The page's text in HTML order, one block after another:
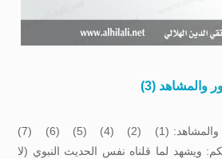
والمشاهد (3)
مناظرة في مسألة القبور والمشاهد: (1) (2) (4) (5) (6) (7)
ويشهد لما قلناه نفس الحديث النبوي (لا